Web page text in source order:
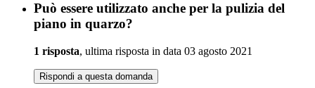
Può essere utilizzato anche per la pulizia del
piano in quarzo?
1 risposta, ultima risposta in data 03 agosto 2021
Rispondi a questa domanda